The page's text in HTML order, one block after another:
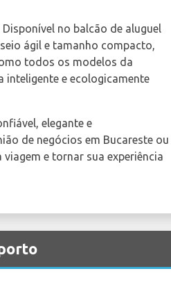
no balcão de aluguel
ágil e tamanho compacto,
todos os modelos da
inteligente e ecologicamente
elegante e
de negócios em Bucareste ou
e tornar sua experiência